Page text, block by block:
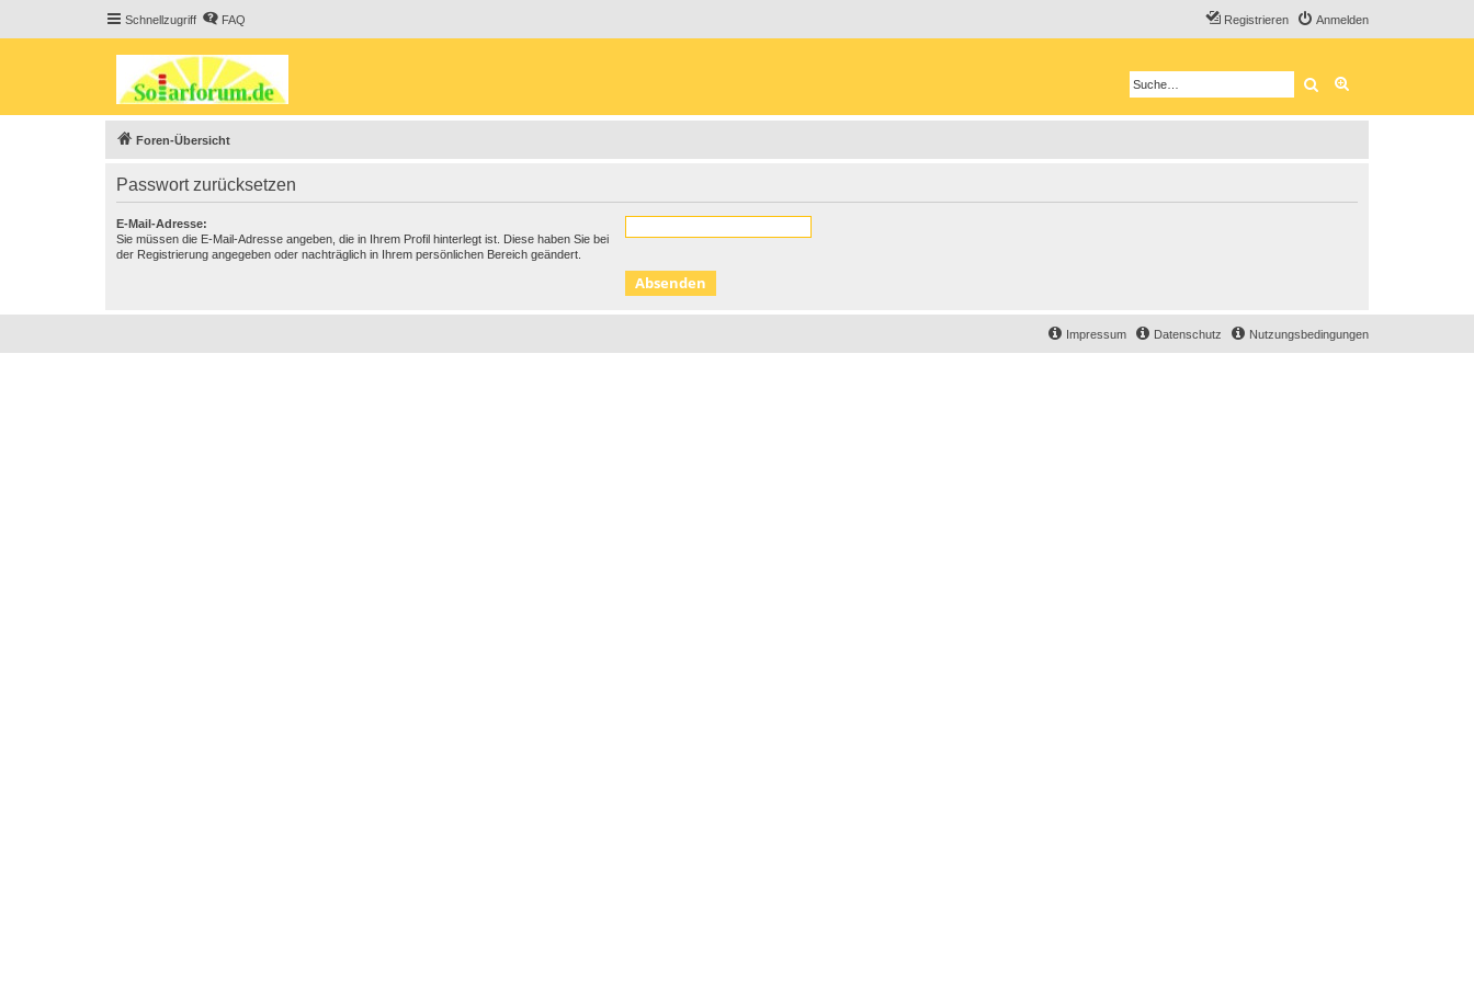
Schnellzugriff FAQ Anmelden
Registrieren
Suche
Foren-Übersicht
Passwort zurücksetzen
E-Mail-Adresse:
Sie müssen die E-Mail-Adresse angeben, die in Ihrem Profil hinterlegt ist. Diese haben Sie bei
der Registrierung angegeben oder nachträglich in Ihrem persönlichen Bereich geändert.
Nutzungsbedingungen
Datenschutz
Impressum